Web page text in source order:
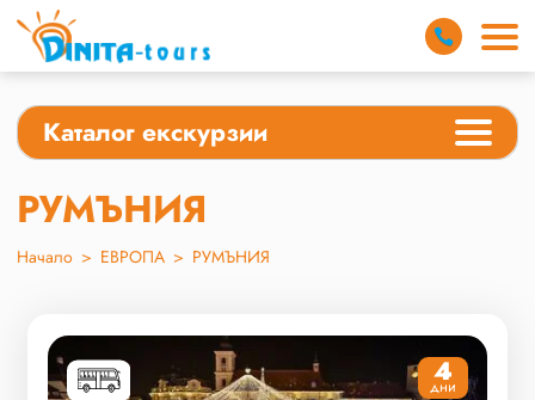
Каталог екскурзии
РУМЪНИЯ
Начало > ЕВРОПА > РУМЪНИЯ
4
дни